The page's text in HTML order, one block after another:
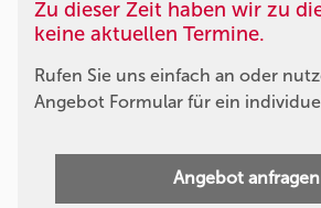
Zu dieser Zeit haben wir zu
keine aktuellen Termine.
Rufen Sie uns einfach an oder
Angebot Formular für ein
Angebot anfragen